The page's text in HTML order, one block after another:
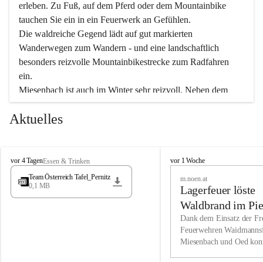
erleben. Zu Fuß, auf dem Pferd oder dem Mountainbike
tauchen Sie ein in ein Feuerwerk an Gefühlen.
Die waldreiche Gegend lädt auf gut markierten
Wanderwegen zum Wandern - und eine landschaftlich
besonders reizvolle Mountainbikestrecke zum Radfahren
ein.
Miesenbach ist auch im Winter sehr reizvoll. Neben dem
Eisstockschießen gibt es auf dem nahe gelegenen Unterberg
wunderschöne Naturschneepisten, die zum Schifahren oder
vielfältige Angebot unserer Kulturvereine.
Überzeugen Sie sich selbst, dass Sie in Miesenbach sowie
in den Beherbergungsbetrieben, Gaststätten und urigen
Wir kennen Miesenbach als lebens- und liebenswerten Ort.
Tradition und Innovation werden ebenso groß geschrieben
Aktuelles
M
i
s
vor 4 TagenEssen & Trinken
Team Österreich Tafel_Pernitz
0,1 MB
M
h
vor 1 Woche
m.noen.at
Lagerfeuer löste
Waldbrand im
aus
Dank dem Einsatz der
Feuerwehren
Miesenbach und Oed